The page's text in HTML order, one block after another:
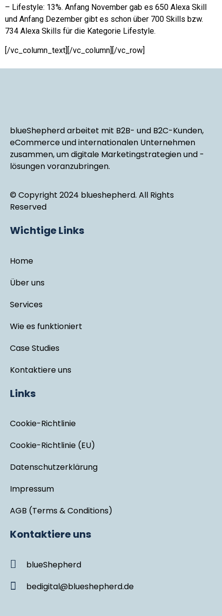
– Lifestyle: 13%. Anfang November gab es 650 Alexa Skill
und Anfang Dezember gibt es schon über 700 Skills bzw.
734 Alexa Skills für die Kategorie Lifestyle.
[/vc_column_text][/vc_column][/vc_row]
blueShepherd arbeitet mit B2B- und B2C-Kunden,
eCommerce und internationalen Unternehmen
zusammen, um digitale Marketingstrategien und -
lösungen voranzubringen.
© Copyright 2024 blueshepherd. All Rights
Reserved
Wichtige Links
Home
Über uns
Services
Wie es funktioniert
Case Studies
Kontaktiere uns
Links
Cookie-Richtlinie
Cookie-Richtlinie (EU)
Datenschutzerklärung
Impressum
AGB (Terms & Conditions)
Kontaktiere uns
blueShepherd
bedigital@blueshepherd.de